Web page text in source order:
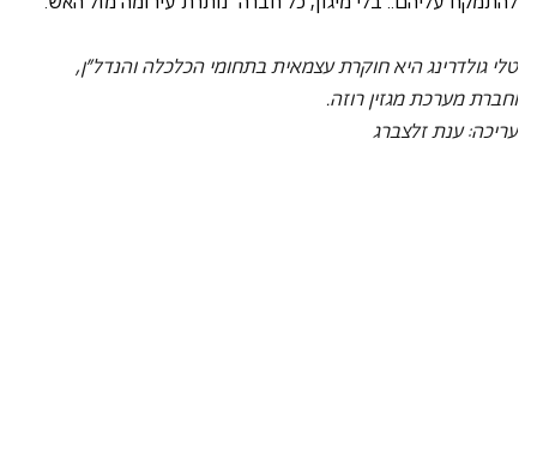
טלי גולדרינג היא חוקרת עצמאית בתחומי הכלכלה והנדל"ן,
וחברת מערכת מגזין רוזה.
עריכה: ענת זלצברג